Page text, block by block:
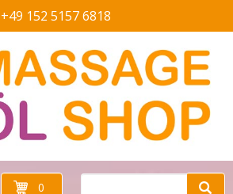
+49 152 5157 6818
0